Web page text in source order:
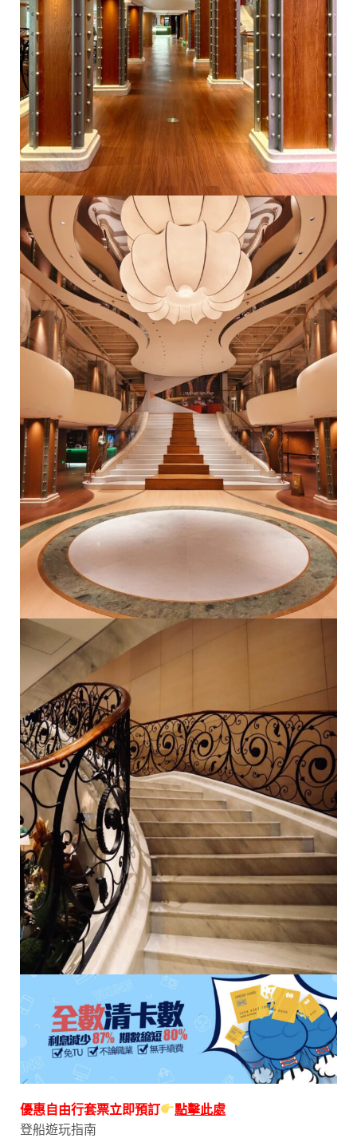
優惠自由行套票立即預訂
點擊此處
登船遊玩指南